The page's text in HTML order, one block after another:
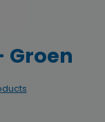
Groen